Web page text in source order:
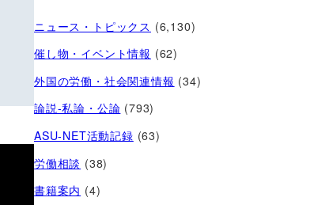
ニュース・トピックス (6,130)
催し物・イベント情報 (62)
外国の労働・社会関連情報 (34)
論説-私論・公論 (793)
ASU-NET活動記録 (63)
労働相談 (38)
書籍案内 (4)